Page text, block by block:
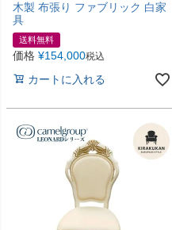
木製 布張り ファブリック 白家
具
送料無料
価格 ¥154,000税込
カートに入れる